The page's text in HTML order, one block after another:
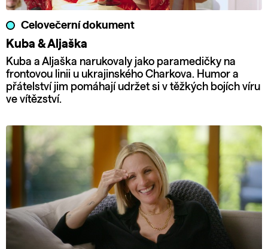
Celovečerní dokument
Kuba & Aljaška
Kuba a Aljaška narukovaly jako paramedičky na
frontovou linii u ukrajinského Charkova. Humor a
přátelství jim pomáhají udržet si v těžkých bojích víru
ve vítězství.